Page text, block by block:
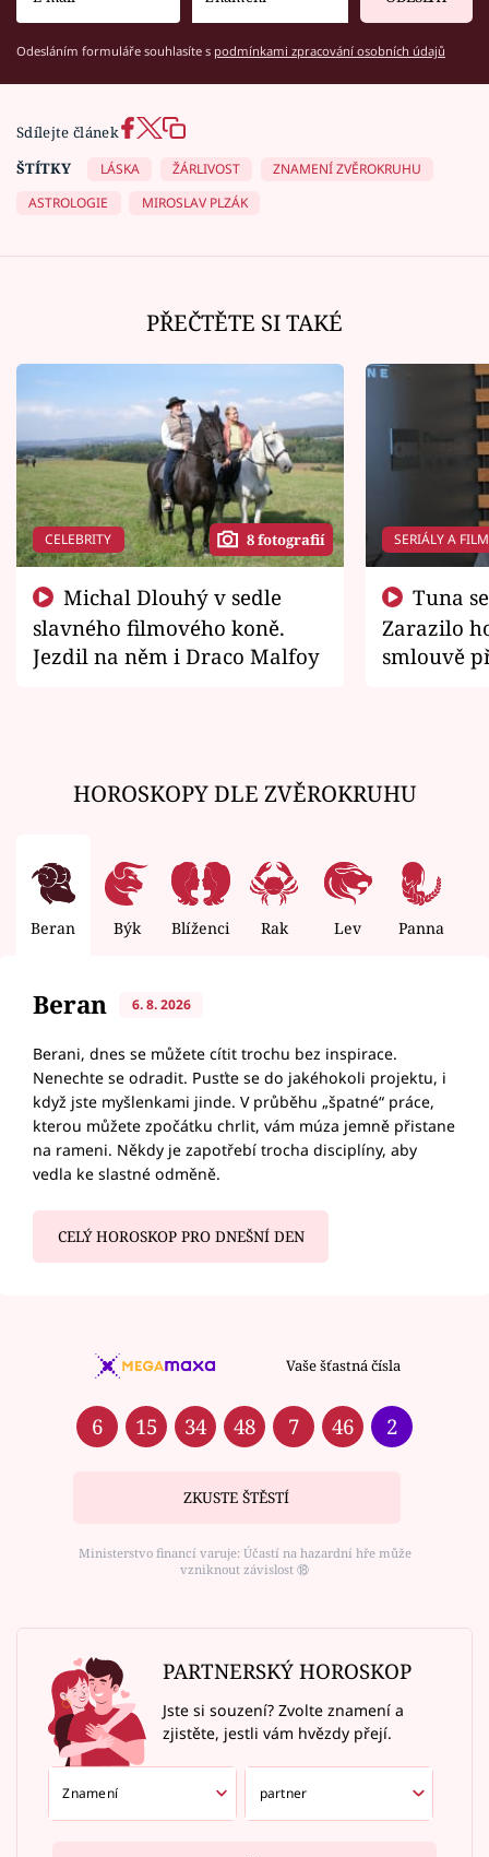
Odesláním formuláře souhlasíte s podmínkami zpracování osobních údajů
Sdílejte článek
ŠTÍTKY
LÁSKA ŽÁRLIVOST
ZNAMENÍ ZVĚROKRUHU
ASTROLOGIE
MIROSLAV PLZÁK
PŘEČTĚTE SI TAKÉ
CELEBRITY 8 fotografií
slavného filmového koně.
Jezdil na něm i Draco Malfoy
SERIÁLY A
Zarazilo
smlouvě
HOROSKOPY DLE ZVĚROKRUHU
Beran Býk Blíženci Rak Lev Panna
Beran 6. 8. 2026
Berani, dnes se můžete cítit trochu bez inspirace.
Nenechte se odradit. Pusťte se do jakéhokoli projektu, i
když jste myšlenkami jinde. V průběhu „špatné“ práce,
kterou můžete zpočátku chrlit, vám múza jemně přistane
na rameni. Někdy je zapotřebí trocha disciplíny, aby
vedla ke slastné odměně.
CELÝ HOROSKOP PRO DNEŠNÍ DEN
Vaše šťastná čísla
6 15 34 48 7 46 2
ZKUSTE ŠTĚSTÍ
Ministerstvo financí varuje: Účastí na hazardní hře může
vzniknout závislost ⑱
PARTNERSKÝ HOROSKOP
Jste si souzení? Zvolte znamení a
zjistěte, jestli vám hvězdy přejí.